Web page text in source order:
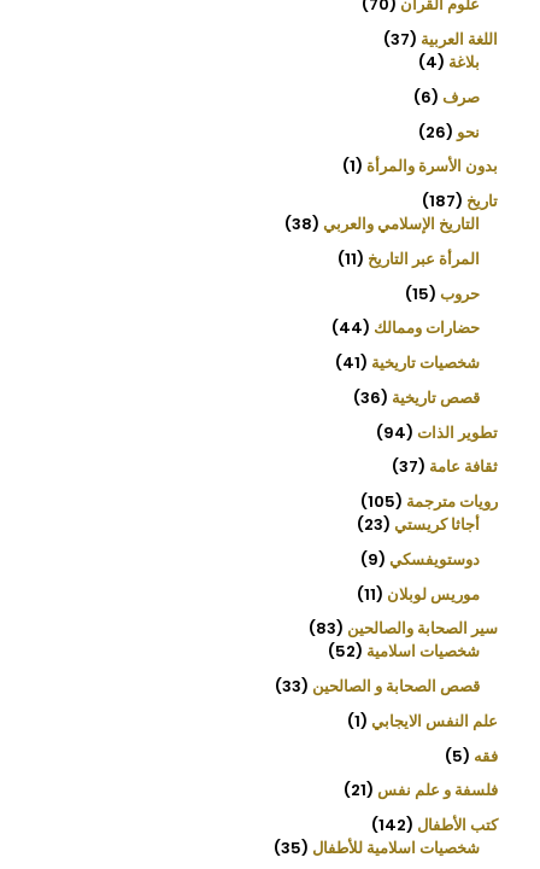
علوم القرآن 70
اللغة العربية 37
بلاغة 4
صرف 6
نحو 26
بدون الأسرة والمرأة 1
تاريخ 187
التاريخ الإسلامي والعربي 38
المرأة عبر التاريخ 11
حروب 15
حضارات وممالك 44
شخصيات تاريخية 41
قصص تاريخية 36
تطوير الذات 94
ثقافة عامة 37
رويات مترجمة 105
أجاثا كريستي 23
دوستويفسكي 9
موريس لوبلان 11
سير الصحابة والصالحين 83
شخصيات اسلامية 52
قصص الصحابة و الصالحين 33
علم النفس الايجابي 1
فقه 5
فلسفة و علم نفس 21
كتب الأطفال 142
شخصيات اسلامية للأطفال 35